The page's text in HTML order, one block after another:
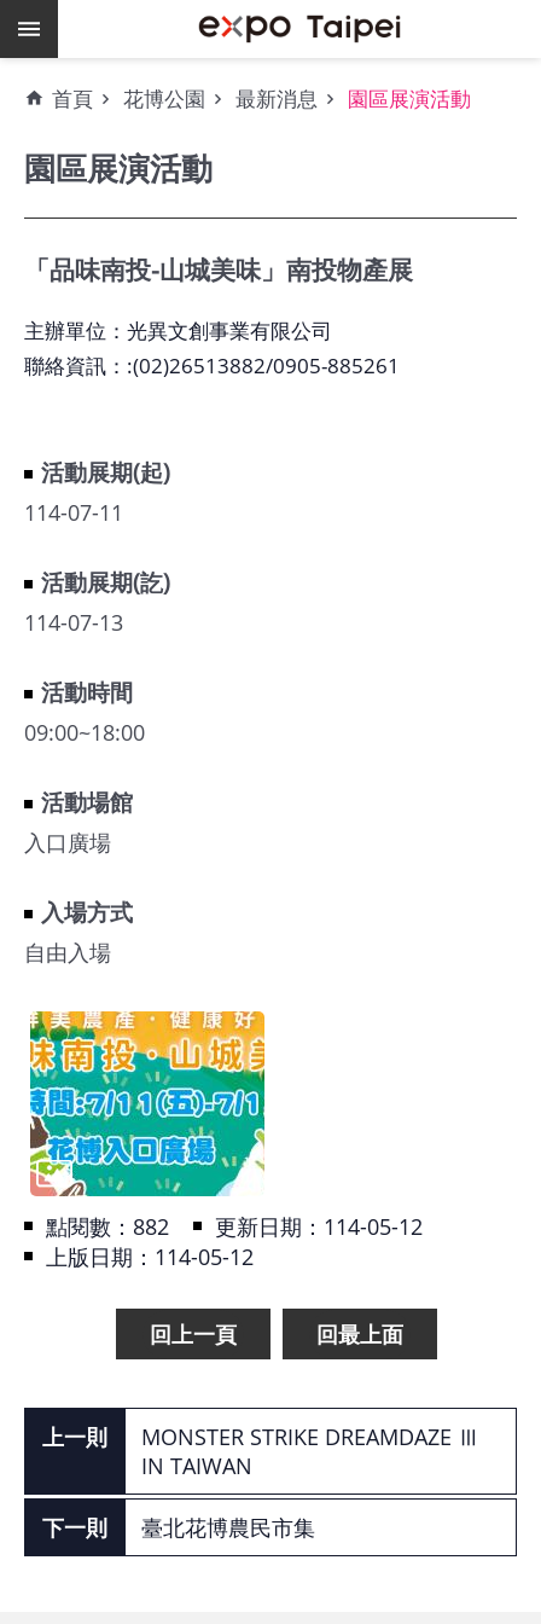
跳到主要內容區塊
門
地
借
空
期
爭
館
會
展
臺
北
回
饋
地
申
新
創
基
地
場
館
租
博
公
回
首頁 花博公園 最新消息 園區展演活動
園區展演活動
「品味南投-山城美味」南投物產展
主辦單位：光異文創事業有限公司
聯絡資訊：:(02)26513882/0905-885261
活動展期(起)
114-07-11
活動展期(訖)
114-07-13
活動時間
09:00~18:00
活動場館
入口廣場
入場方式
自由入場
點閱數： 882
更新日期：114-05-12
上版日期：114-05-12
回上一頁 回最上面
MONSTER STRIKE DREAMDAZE Ⅲ
IN TAIWAN
臺北花博農民市集